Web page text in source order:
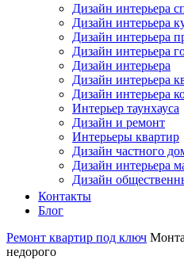
Дизайн интерьера
Дизайн интерьера
Дизайн интерьера
Дизайн интерьера
Дизайн интерьера
Дизайн интерьера
Дизайн интерьера
Интерьер таунхауса
Дизайн и ремонт
Интерьеры квартир
Дизайн частного
Дизайн интерьера
Дизайн
Контакты
Блог
Ремонт квартир под ключ
недорого